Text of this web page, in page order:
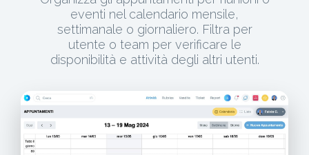
eventi nel calendario mensile,
settimanale o giornaliero. Filtra per
utente o team per verificare le
disponibilità e attività degli altri utenti.